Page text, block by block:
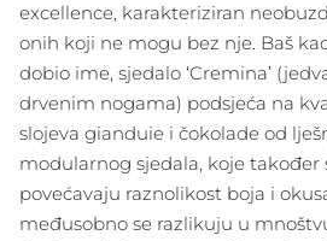
excellence, karakteriziran
onih koji ne mogu bez nje. Baš
dobio ime, sjedalo ‘Cremina’
drvenim nogama) podsjeća na
slojeva gianduie i čokolade od
modularnog sjedala, koje također
povećavaju raznolikost boja i
međusobno se razlikuju u